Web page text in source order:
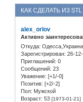
КАК СДЕЛАТЬ ИЗ
alex_orlov
Активно
Откуда: Одесса,Украина
Зарегистрирован: 26-
Приглашений: 0
Сообщений: 23
Уважение: [+1/-0]
Позитив: [+2/-2]
Пол: Мужской
Возраст: 53 [1973-01-21]